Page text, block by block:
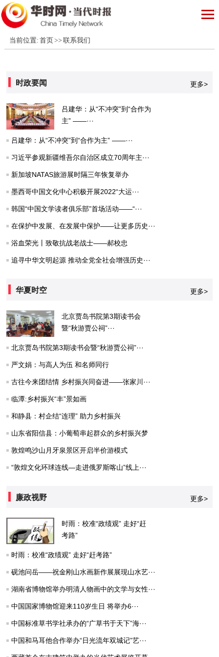
当前位置: 首页 >> 联系我们
时政要闻 更多>
吕建华：从“不冲突”到“合作为
主” ——···
吕建华：从“不冲突”到“合作为主” ——···
习近平参观新疆维吾尔自治区成立70周年主···
新加坡NATAS旅游展时隔三年恢复举办
墨西哥中国文化中心积极开展2022“大运···
韩国“中国文学读者俱乐部”首场活动——“···
在保护中发展、在发展中保护——让更多历史···
浴血荣光丨致敬抗战老战士——郝校忠
追寻中华文明起源 推动全党全社会增强历史···
华夏时空 更多>
北京贾岛书院第3期读书会
暨“秋游贾公祠”···
北京贾岛书院第3期读书会暨“秋游贾公祠”···
严文娟：与高人为伍 和名师同行
古往今来团结情 乡村振兴同奋进——张家川···
临潭:乡村振兴“丰”景如画
和静县：村企结“连理” 助力乡村振兴
山东省阳信县：小葡萄串起群众的乡村振兴梦
敦煌鸣沙山月牙泉景区开启半价游模式
“敦煌文化环球连线—走进俄罗斯喀山”线上···
廉政视野 更多>
时雨：校准“政绩观” 走好“赶
考路”
时雨：校准“政绩观” 走好“赶考路”
砚池问岳——祝金刚山水画新作展展现山水艺···
湖南省博物馆举办明清人物画中的文学与女性···
中国国家博物馆迎来110岁生日 将举办6···
中国标准草书学社承办的“广草书于天下”海···
中国和马耳他合作举办“日光流年双城记”艺···